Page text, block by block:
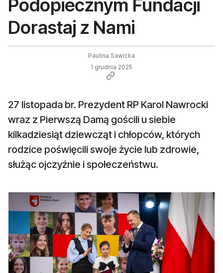
Podopiecznym Fundacji
Dorastaj z Nami
Paulina Sawicka
1 grudnia 2025
27 listopada br. Prezydent RP Karol Nawrocki
wraz z Pierwszą Damą gościli u siebie
kilkadziesiąt dziewcząt i chłopców, których
rodzice poświęcili swoje życie lub zdrowie,
służąc ojczyźnie i społeczeństwu.